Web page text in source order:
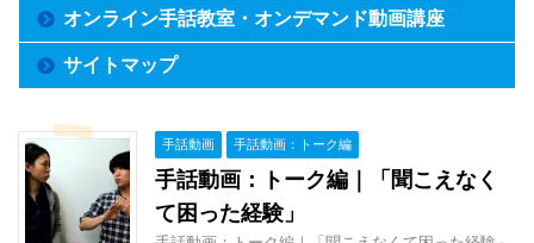
オンライン手話教室・オンデマンド動画講座
サイトマップ
手話動画 手話動画：トーク編
手話動画：トーク編｜「聞こえなく
て困った経験」